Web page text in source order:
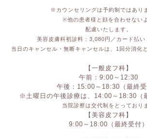
※カウンセリングは予約制ではあり
※他の患者様と顔を合わせない
配慮いたします。
美容皮膚科初診料：3,080円／カード払い
当日のキャンセル・無断キャンセルは、1回分消化
【一般皮フ科】
午前：9:00～12:30
午後：15:00～18:30（最終受
※土曜日の午後診療は、14:00～18:30（
当院診察は交代制をとっており
【美容皮フ科】
9:00～18:00（最終受付）